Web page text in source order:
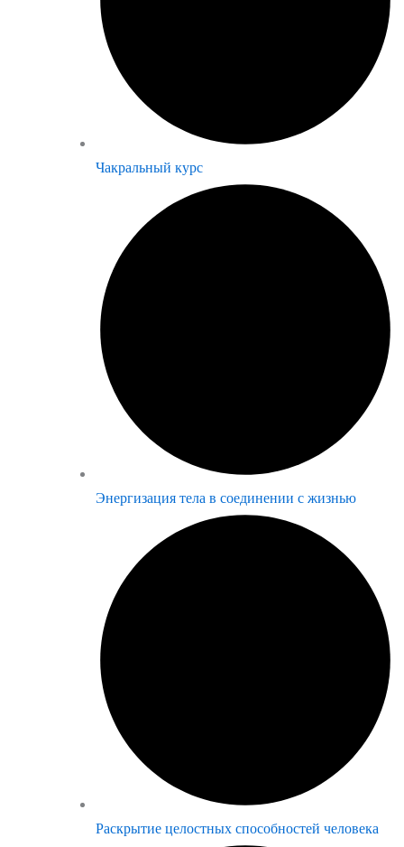
Чакральный курс
Энергизация тела в соединении с жизнью
Раскрытие целостных способностей человека